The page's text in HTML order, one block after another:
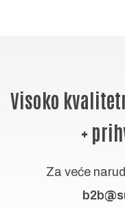
Visoko
+
Za veće